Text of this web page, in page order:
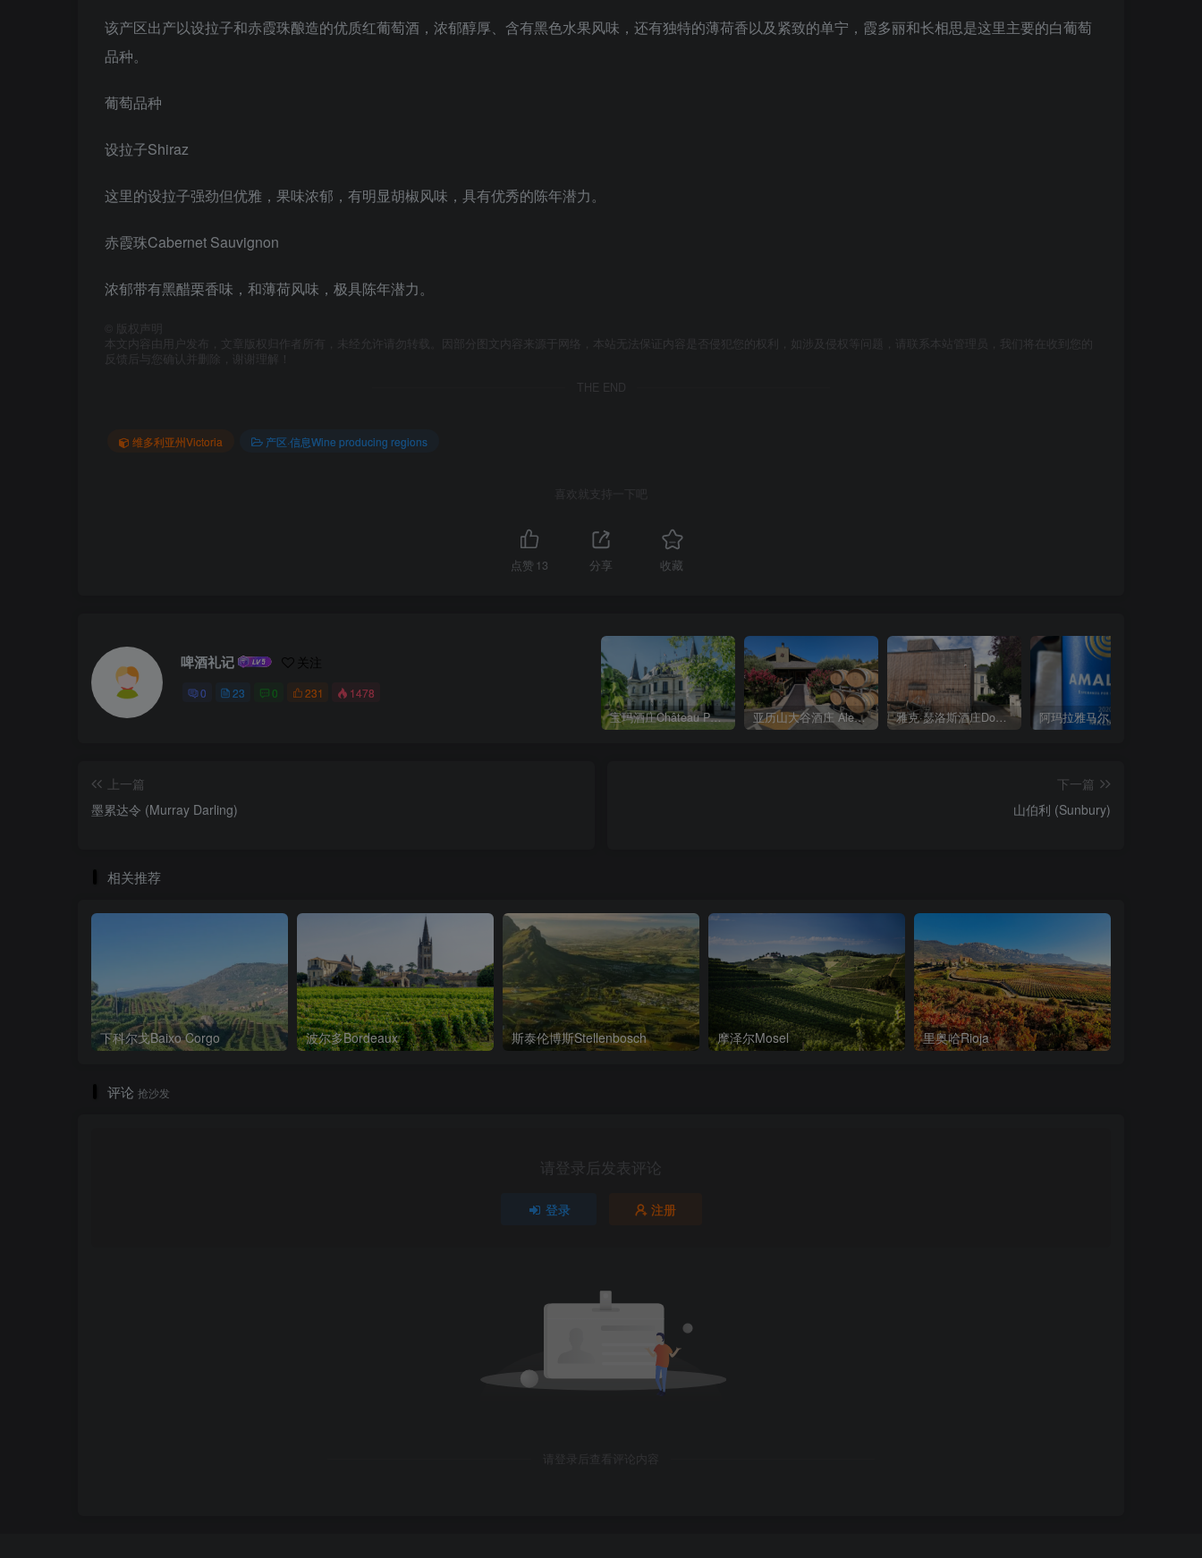
该产区出产以设拉子和赤霞珠酿造的优质红葡萄酒，浓郁醇厚、含有黑色水果风味，还有独特的薄荷香以及紧致的单宁，霞多丽和长相思是这里主要的白葡萄
品种。
葡萄品种
设拉子Shiraz
这里的设拉子强劲但优雅，果味浓郁，有明显胡椒风味，具有优秀的陈年潜力。
赤霞珠Cabernet Sauvignon
浓郁带有黑醋栗香味，和薄荷风味，极具陈年潜力。
版权声明
本文内容由用户发布，文章版权归作者所有，未经允许请勿转载。因部分图文内容来源于网络，本站无法保证内容是否侵犯您的权利，如涉及侵权等问题，请联系本站管理员，我们将在收到您的
反馈后与您确认并删除，谢谢理解！
THE END
维多利亚州Victoria 产区·信息Wine producing regions
喜欢就支持一下吧
点赞 13 分享 收藏
啤酒礼记 关注
0 23 0 231 1478
宝玛酒庄Château Palmer 亚历山大谷酒庄 Alexander Valley Vineyards 雅克·瑟洛斯酒庄Domaine Jacques Selosse
上一篇
墨累达令 (Murray Darling)
下一篇
山伯利 (Sunbury)
相关推荐
下科尔戈Baixo Corgo 波尔多Bordeaux 斯泰伦博斯Stellenbosch 摩泽尔Mosel 里奥哈Rioja
评论 抢沙发
请登录后发表评论
登录 注册
请登录后查看评论内容